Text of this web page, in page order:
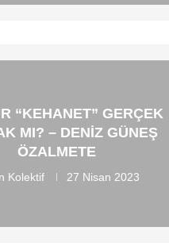
“KEHANET” GERÇEK
MI? – DENIZ GÜNEŞ
ÖZALMETE
Kolektif 27 Nisan 2023